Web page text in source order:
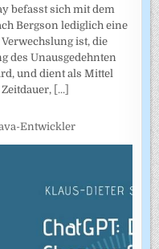
befasst sich mit dem
Bergson lediglich eine
ist, die
des Unausgedehnten
und dient als Mittel
[...]
Entwickler